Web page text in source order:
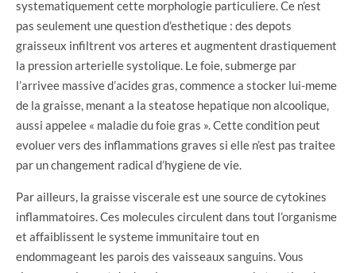
systematiquement cette morphologie particuliere. Ce n’est
pas seulement une question d’esthetique : des depots
graisseux infiltrent vos arteres et augmentent drastiquement
la pression arterielle systolique. Le foie, submerge par
l’arrivee massive d’acides gras, commence a stocker lui-meme
de la graisse, menant a la steatose hepatique non alcoolique,
aussi appelee « maladie du foie gras ». Cette condition peut
evoluer vers des inflammations graves si elle n’est pas traitee
par un changement radical d’hygiene de vie.
Par ailleurs, la graisse viscerale est une source de cytokines
inflammatoires. Ces molecules circulent dans tout l’organisme
et affaiblissent le systeme immunitaire tout en
endommageant les parois des vaisseaux sanguins. Vous